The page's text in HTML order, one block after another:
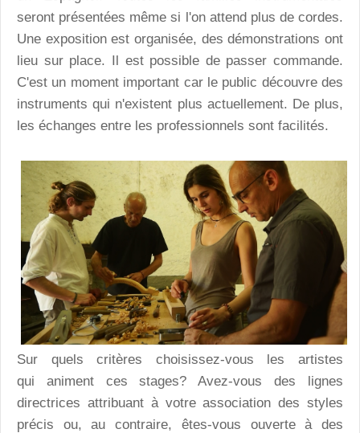
seront présentées même si l'on attend plus de cordes.
Une exposition est organisée, des démonstrations ont
lieu sur place. Il est possible de passer commande.
C'est un moment important car le public découvre des
instruments qui n'existent plus actuellement. De plus,
les échanges entre les professionnels sont facilités.
Sur quels critères choisissez-vous les artistes
qui animent ces stages? Avez-vous des lignes
directrices attribuant à votre association des styles
précis ou, au contraire, êtes-vous ouverte à des